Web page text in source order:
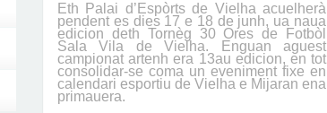
Eth Palai d’Espòrts de Vielha acuelherà
pendent es dies 17 e 18 de junh, ua naua
edicion deth Tornèg 30 Ores de Fotbòl
Sala Vila de Vielha. Enguan aguest
campionat artenh era 13au edicion, en tot
consolidar-se coma un eveniment fixe en
calendari esportiu de Vielha e Mijaran ena
primauera.